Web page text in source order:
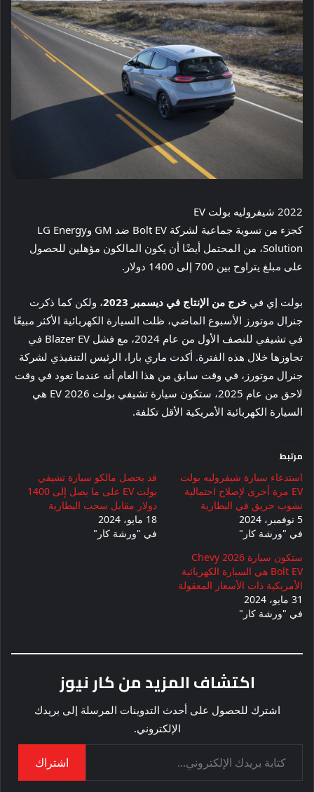
2022 شيفروليه بولت EV
كجزء من تسوية جماعية لشركة Bolt EV ضد GM وLG Energy
Solution، من المحتمل أيضًا أن يكون المالكون مؤهلين للحصول
على مبلغ يتراوح بين 700 إلى 1400 دولار.
بولت إي في خرج من الإنتاج في ديسمبر 2023
، ولكن كما ذكرت
جنرال موتورز الأسبوع الماضي، ظلت السيارة الكهربائية الأكثر مبيعًا
في تشيفي للنصف الأول من عام 2024، مع فشل Blazer EV في
تجاوزها خلال هذه الفترة. أكدت ماري بارا، الرئيس التنفيذي لشركة
جنرال موتورز، في وقت سابق من هذا العام أنه عندما تعود في وقت
لاحق من عام 2025، ستكون سيارة تشيفي بولت EV 2026 هي
السيارة الكهربائية الأمريكية الأقل تكلفة.
مرتبط
استدعاء سيارة شيفروليه بولت
EV مرة أخرى لإصلاح احتمالية
نشوب حريق في البطارية
5 نوفمبر، 2024
في "ورشة كار"
قد يحصل مالكو سيارة تشيفي
بولت EV على ما يصل إلى 1400
دولار مقابل سحب البطارية
18 مايو، 2024
في "ورشة كار"
ستكون سيارة 2026 Chevy
Bolt EV هي السيارة الكهربائية
الأمريكية ذات الأسعار المعقولة
31 مايو، 2024
في "ورشة كار"
اكتشاف المزيد من كار نيوز
اشترك للحصول على أحدث التدوينات المرسلة إلى بريدك
الإلكتروني.
اشتراك